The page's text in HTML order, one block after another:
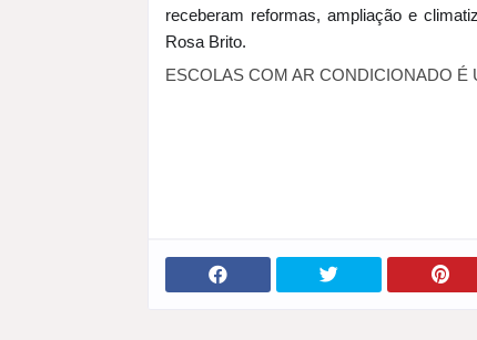
receberam reformas, ampliação e
Rosa Brito.
ESCOLAS COM AR CONDICIONADO